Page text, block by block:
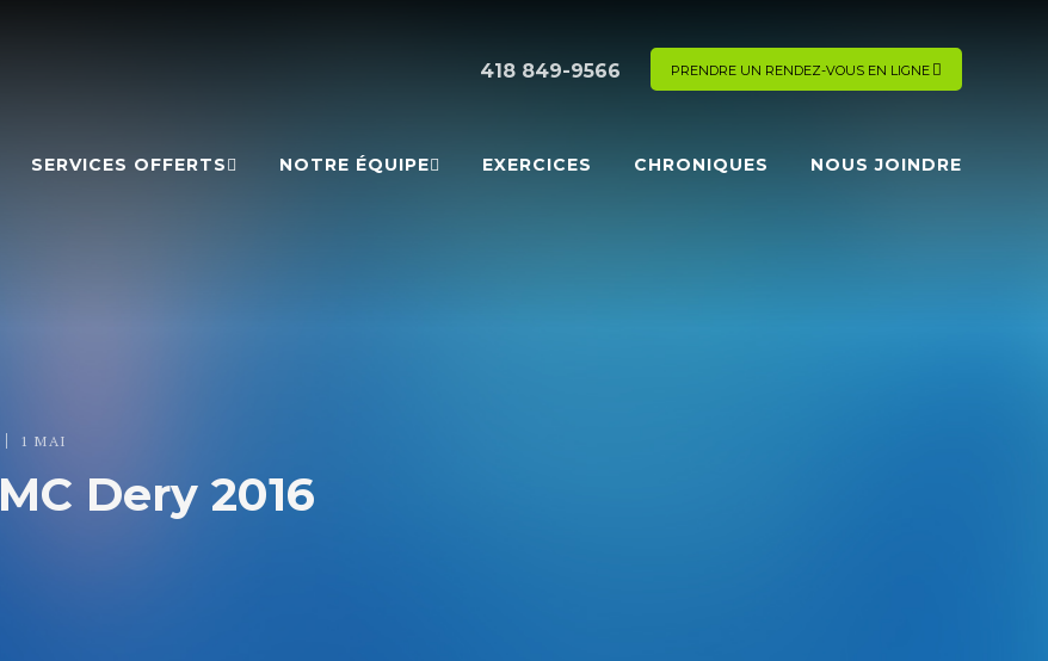
PRENDRE UN RENDEZ-VOUS EN LIGNE
418 849-9566
SERVICES OFFERTS NOTRE ÉQUIPE EXERCICES CHRONIQUES NOUS JOINDRE
| 1 MAI
MC Dery 2016